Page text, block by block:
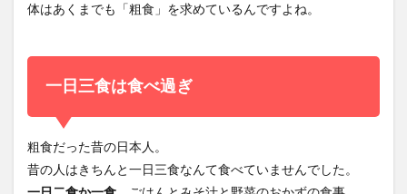
体はあくまでも「粗食」を求めているんですよね。
一日三食は食べ過ぎ
粗食だった昔の日本人。
昔の人はきちんと一日三食なんて食べていませんでした。